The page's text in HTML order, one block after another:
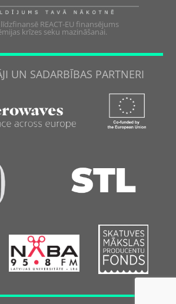
REACT-EU finansējums
krīzes seku mazināšanai.
UN SADARBĪBAS PARTNERI